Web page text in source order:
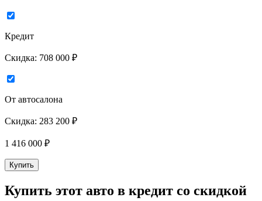
Кредит
Скидка: 708 000 ₽
От автосалона
Скидка: 283 200 ₽
1 416 000 ₽
Купить
Купить этот авто в кредит со скидкой